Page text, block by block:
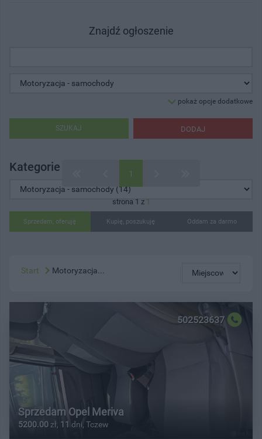
Znajdź ogłoszenie
pokaż opcje dodatkowe
DODAJ
SZUKAJ
Kategorie ogłoszeń
Sprzedam, oferuję Kupię, poszukuję Oddam za darmo
Start Motoryzacja...
502523637
Sprzedam Opel Meriva
5200.00 zł, 11 dni, Tczew
1
strona 1 z 1